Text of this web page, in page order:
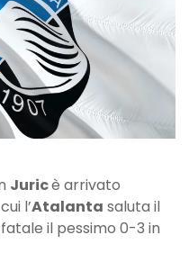
Juricè arrivato
l’Atalanta saluta il
il pessimo 0-3 in